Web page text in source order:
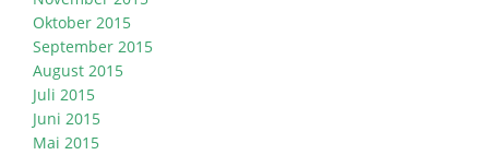
Oktober 2015
September 2015
August 2015
Juli 2015
Juni 2015
Mai 2015